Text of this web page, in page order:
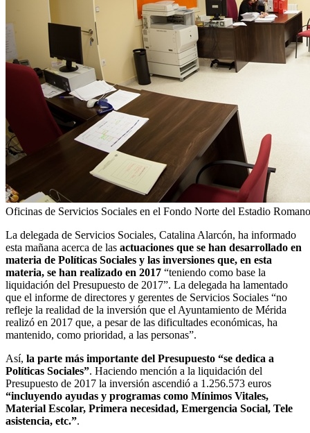
Oficinas de Servicios Sociales en el Fondo Norte del Estadio Romano
La delegada de Servicios Sociales, Catalina Alarcón, ha informado
esta mañana acerca de las actuaciones que se han desarrollado en
materia de Políticas Sociales y las inversiones que, en esta
materia, se han realizado en 2017 “teniendo como base la
liquidación del Presupuesto de 2017”. La delegada ha lamentado
que el informe de directores y gerentes de Servicios Sociales “no
refleje la realidad de la inversión que el Ayuntamiento de Mérida
realizó en 2017 que, a pesar de las dificultades económicas, ha
mantenido, como prioridad, a las personas”.
Así, la parte más importante del Presupuesto “se dedica a
Políticas Sociales”. Haciendo mención a la liquidación del
Presupuesto de 2017 la inversión ascendió a 1.256.573 euros
“incluyendo ayudas y programas como Mínimos Vitales,
Material Escolar, Primera necesidad, Emergencia Social, Tele
asistencia, etc.”.